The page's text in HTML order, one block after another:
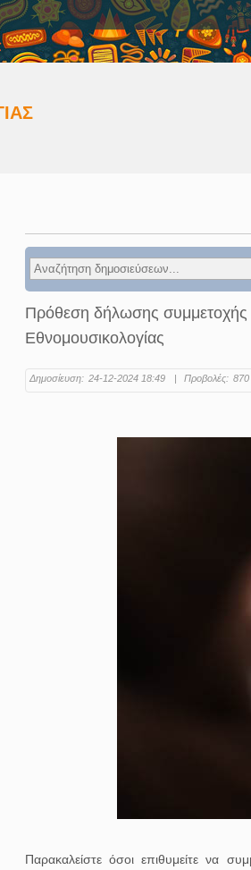
Πρόθεση δήλωσης συμμετοχής
Εθνομουσικολογίας
Δημοσίευση: 24-12-2024 18:49 | Προβολές: 870
Παρακαλείστε όσοι επιθυμείτε να